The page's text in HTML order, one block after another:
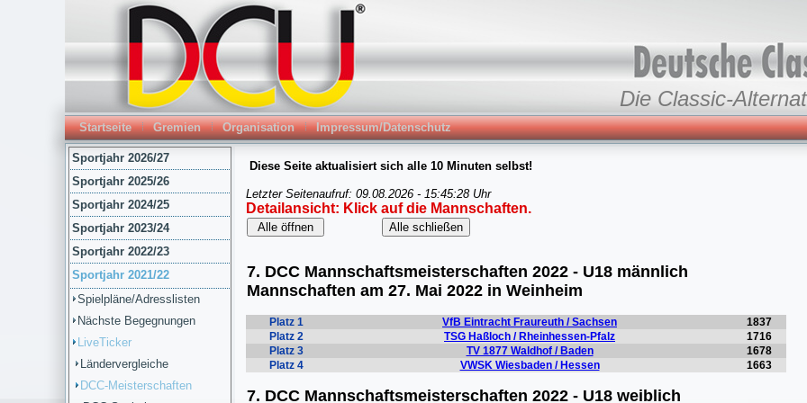
Die Classic-
Startseite Gremien Organisation Impressum/Datenschutz
Sportjahr 2026/27
Sportjahr 2025/26
Sportjahr 2024/25
Sportjahr 2023/24
Sportjahr 2022/23
Sportjahr 2021/22
Spielpläne/Adresslisten
Nächste Begegnungen
LiveTicker
Ländervergleiche
DCC-Meisterschaften